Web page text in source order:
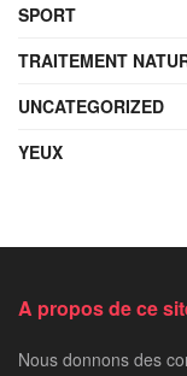
SPORT
TRAITEMENT
UNCATEGORIZED
YEUX
A propos de ce
Nous donnons des